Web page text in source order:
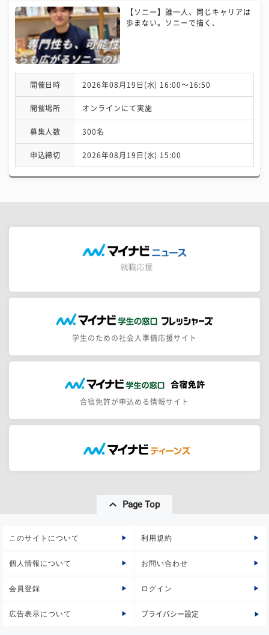
【ソニー】誰一人、同じキャリアは
歩まない。ソニーで描く、
開催日時 2026年08月19日(水) 16:00〜16:50
開催場所 オンラインにて実施
募集人数 300名
申込締切 2026年08月19日(水) 15:00
学生のための社会人準備応援サイト
合宿免許が申込める情報サイト
Page Top
このサイトについて 利用規約
個人情報について お問い合わせ
会員登録 ログイン
広告表示について プライバシー設定